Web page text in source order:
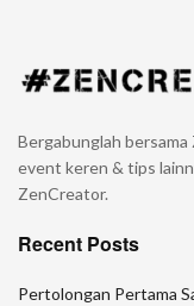
Bergabunglah
event keren & tips
ZenCreator.
Recent Posts
Pertolongan Pertama